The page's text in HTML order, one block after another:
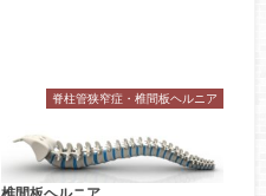
脊柱管狭窄症・椎間板ヘルニア